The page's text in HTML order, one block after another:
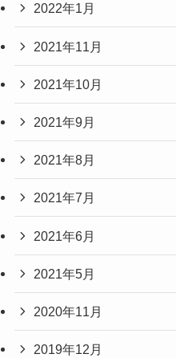
2022年1月
2021年11月
2021年10月
2021年9月
2021年8月
2021年7月
2021年6月
2021年5月
2020年11月
2019年12月